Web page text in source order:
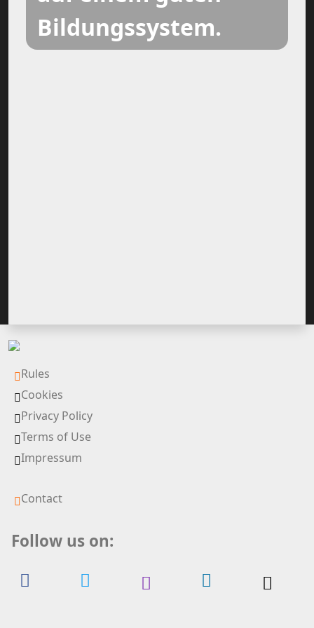
Bildungssystem.
Rules
Cookies
Privacy Policy
Terms of Use
Impressum
Contact
Follow us on: